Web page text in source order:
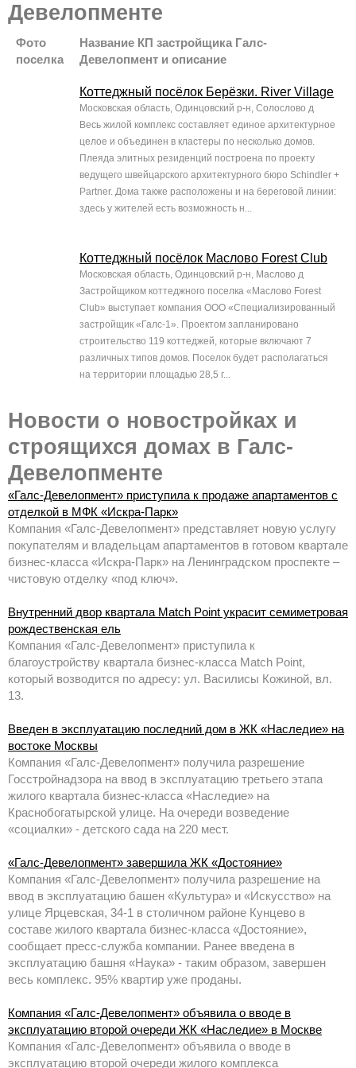
Девелопменте
Фото
поселка
Название КП застройщика Галс-
Девелопмент и описание
Коттеджный посёлок Берёзки. River Village
Московская область, Одинцовский р-н, Солослово д
Весь жилой комплекс составляет единое архитектурное
целое и объединен в кластеры по несколько домов.
Плеяда элитных резиденций построена по проекту
ведущего швейцарского архитектурного бюро Sсhindler +
Partner. Дома также расположены и на береговой линии:
здесь у жителей есть возможность н...
Коттеджный посёлок Маслово Forest Club
Московская область, Одинцовский р-н, Маслово д
Застройщиком коттеджного поселка «Маслово Forest
Club» выступает компания ООО «Специализированный
застройщик «Галс-1». Проектом запланировано
строительство 119 коттеджей, которые включают 7
различных типов домов. Поселок будет располагаться
на территории площадью 28,5 г...
Новости о новостройках и
строящихся домах в Галс-
Девелопменте
«Галс-Девелопмент» приступила к продаже апартаментов с
отделкой в МФК «Искра-Парк»
Компания «Галс-Девелопмент» представляет новую услугу
покупателям и владельцам апартаментов в готовом квартале
бизнес-класса «Искра-Парк» на Ленинградском проспекте –
чистовую отделку «под ключ».
Внутренний двор квартала Match Point украсит семиметровая
рождественская ель
Компания «Галс-Девелопмент» приступила к
благоустройству квартала бизнес-класса Match Point,
который возводится по адресу: ул. Василисы Кожиной, вл.
13.
Введен в эксплуатацию последний дом в ЖК «Наследие» на
востоке Москвы
Компания «Галс-Девелопмент» получила разрешение
Госстройнадзора на ввод в эксплуатацию третьего этапа
жилого квартала бизнес-класса «Наследие» на
Краснобогатырской улице. На очереди возведение
«социалки» - детского сада на 220 мест.
«Галс-Девелопмент» завершила ЖК «Достояние»
Компания «Галс-Девелопмент» получила разрешение на
ввод в эксплуатацию башен «Культура» и «Искусство» на
улице Ярцевская, 34-1 в столичном районе Кунцево в
составе жилого квартала бизнес-класса «Достояние»,
сообщает пресс-служба компании. Ранее введена в
эксплуатацию башня «Наука» - таким образом, завершен
весь комплекс. 95% квартир уже проданы.
Компания «Галс-Девелопмент» объявила о вводе в
эксплуатацию второй очереди ЖК «Наследие» в Москве
Компания «Галс-Девелопмент» объявила о вводе в
эксплуатацию второй очереди жилого комплекса